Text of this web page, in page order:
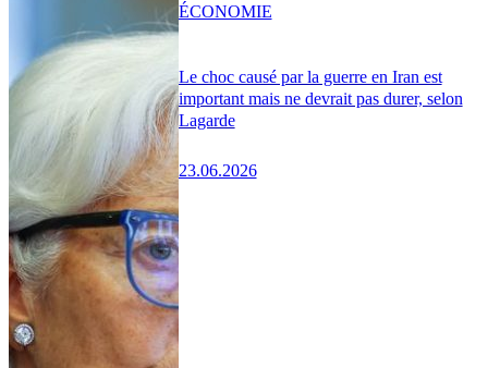
Le choc causé par la guerre en Iran est
important mais ne devrait pas durer, selon
Lagarde
23.06.2026
ÉCONOMIE